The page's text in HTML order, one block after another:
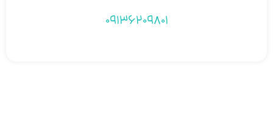
09136209801